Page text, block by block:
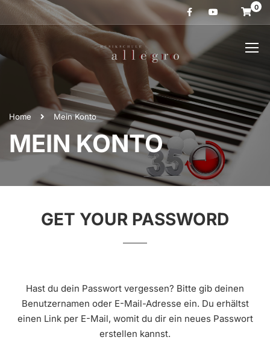
0
Home Mein Konto
MEIN KONTO
GET YOUR PASSWORD
Hast du dein Passwort vergessen? Bitte gib deinen
Benutzernamen oder E-Mail-Adresse ein. Du erhältst
einen Link per E-Mail, womit du dir ein neues Passwort
erstellen kannst.